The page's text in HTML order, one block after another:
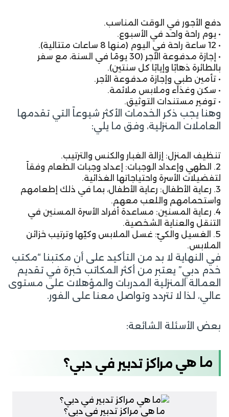
دفع الأجور في الوقت المناسب.
• يوم راحة واحد في الأسبوع.
• 12 ساعة راحة في اليوم (منها 8 ساعات متتالية).
• إجازة مدفوعة الأجر (30 يومًا في السنة، مع سفر
بالطائرة ذهابًا وإيابًا كل سنتين).
• تأمين طبي وإجازة مدفوعة الأجر.
• سكن وغذاء وملابس ملائمة.
• توفير مستندات التوثيق.
وهنا يجب ذكر الخدمات الأكثر شيوعاً التي تقدمها
العاملات المنزلية، وفق ما يلي:
تنظيف المنزل: إزالة الغبار والكنس والترتيب.
2. الطهي وإعداد الوجبات: إعداد وجبات الطعام وفقاً
لتفضيلات الأسرة واحتياجاتها الغذائية.
3. رعاية الأطفال: رعاية الأطفال، بما في ذلك إطعامهم
واستحمامهم واللعب معهم.
4. رعاية المسنين: مساعدة أفراد الأسرة المسنين في
التنقل والعناية الشخصية.
5. الغسيل والكيّ: غسل الملابس وكيّها وترتيب خزائن
الملابس.
في النهاية لا بد من التأكيد على أن مكتبنا “مكتب
خدم دبي” يعتبر من أكثر المكاتب خبرة في تقديم
العمالة المنزلية المدربات والمؤهلات على مستوى
عالي، لذا لا تتردد وتواصل معنا على الفور.
بعض الأسئلة الشائعة:
ما هي مراكز تدبير في دبي؟
ما هي مراكز تدبير في دبي؟